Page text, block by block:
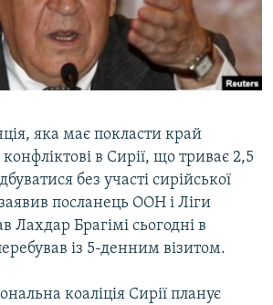
КРИМУ
яка має покласти край
в Сирії, що триває 2,5
без участі сирійської
посланець ООН і Ліги
Лахдар Брагімі сьогодні в
із 5-денним візитом.
коаліція Сирії планує